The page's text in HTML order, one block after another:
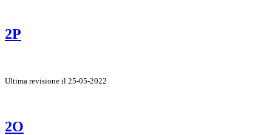
2P
Ultima revisione il 25-05-2022
2O